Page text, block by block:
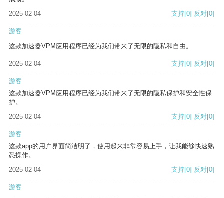
2025-02-04
支持[0] 反对[0]
游客
这款加速器VPM应用程序已经为我们带来了无限的隐私和自由。
2025-02-04 支持[0] 反对[0]
游客
这款加速器VPM应用程序已经为我们带来了无限的隐私保护和安全性保
护。
2025-02-04
支持[0] 反对[0]
游客
这款app的用户界面简洁明了，使用起来非常容易上手，让我能够快速熟
悉操作。
2025-02-04
支持[0] 反对[0]
游客